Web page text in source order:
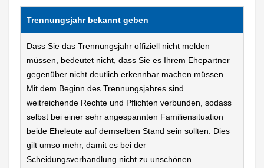
Trennungsjahr bekannt geben
Dass Sie das Trennungsjahr offiziell nicht melden
müssen, bedeutet nicht, dass Sie es Ihrem Ehepartner
gegenüber nicht deutlich erkennbar machen müssen.
Mit dem Beginn des Trennungsjahres sind
weitreichende Rechte und Pflichten verbunden, sodass
selbst bei einer sehr angespannten Familiensituation
beide Eheleute auf demselben Stand sein sollten. Dies
gilt umso mehr, damit es bei der
Scheidungsverhandlung nicht zu unschönen